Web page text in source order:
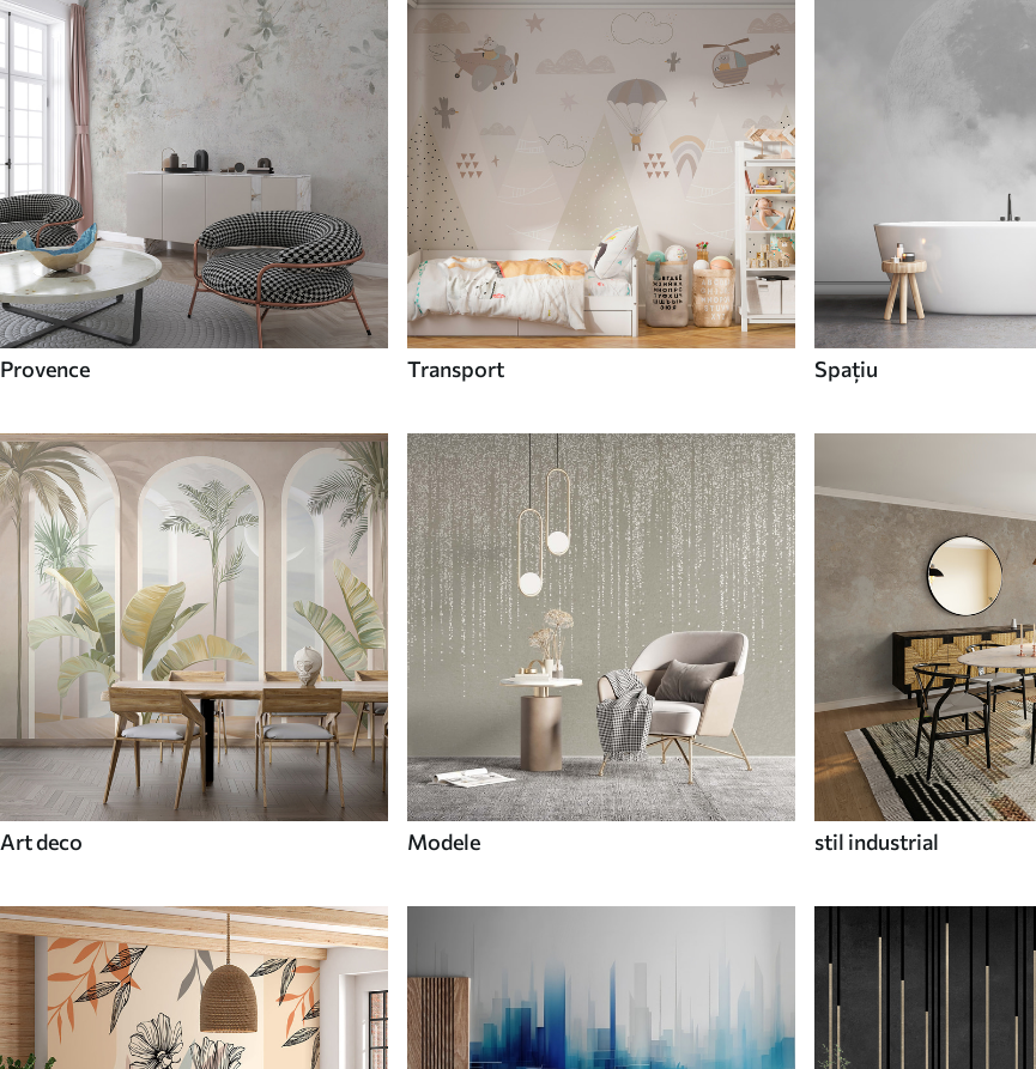
Provence Transport Spaţiu
Art deco Modele stil industrial